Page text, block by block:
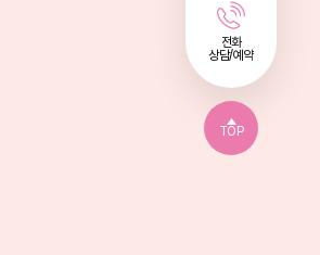
전화
상담/예약
TOP